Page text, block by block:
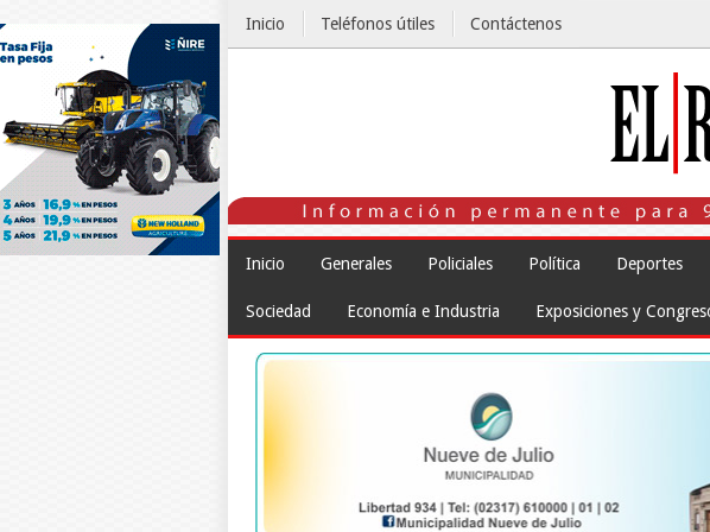
Inicio Teléfonos útiles Contáctenos
Inicio Generales Policiales Política Deportes
Sociedad Economía e Industria Exposiciones y